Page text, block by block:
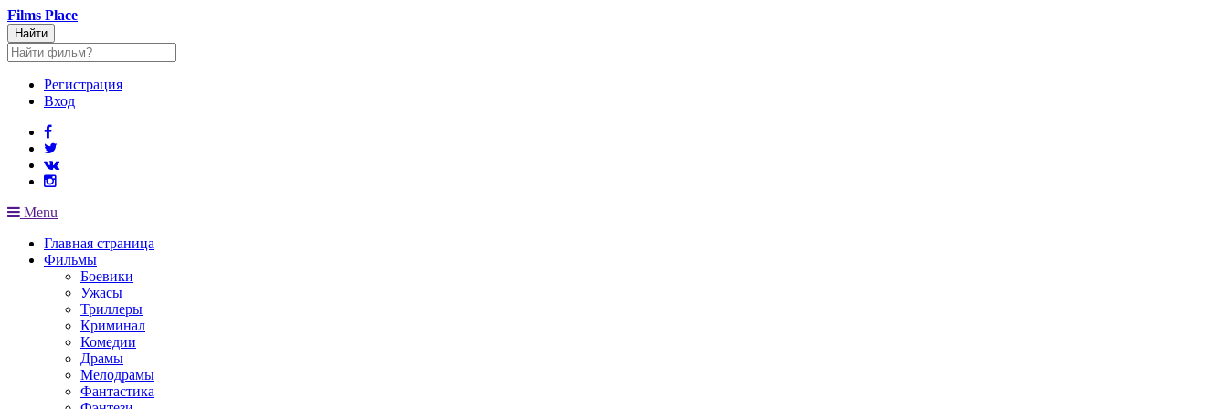
Films Place
Найти
Регистрация
Вход
Menu
Главная страница
Фильмы
Боевики
Ужасы
Триллеры
Криминал
Комедии
Драмы
Мелодрамы
Фантастика